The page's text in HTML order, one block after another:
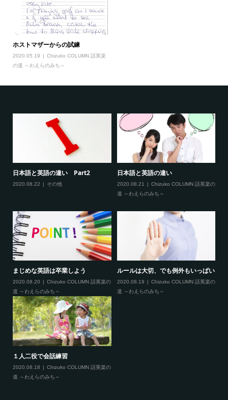
ホストマザーからの試練
2020.05.19
Chizuko COLUMN 話英楽
の道 ～わえらのみち～
日本語と英語の違い Part2
2020.08.22 その他
日本語と英語の違い
2020.08.21
Chizuko COLUMN 話英楽の
道 ～わえらのみち～
まじめな英語は卒業しよう
2020.08.20
Chizuko COLUMN 話英楽の
道 ～わえらのみち～
ルールは大切、でも例外もいっぱい
2020.08.19
Chizuko COLUMN 話英楽の
道 ～わえらのみち～
１人二役で会話練習
2020.08.18
Chizuko COLUMN 話英楽の
道 ～わえらのみち～